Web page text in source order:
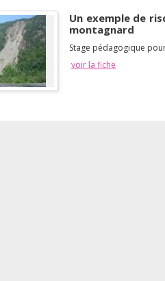
Un exemple de
montagnard
Stage pédagogique
voir la fiche